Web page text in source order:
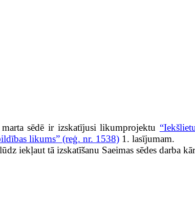
sēdē ir izskatījusi likumprojektu
likums” (reģ. nr. 1538) 1. lasījumam.
iekļaut tā izskatīšanu Saeimas sēdes darba